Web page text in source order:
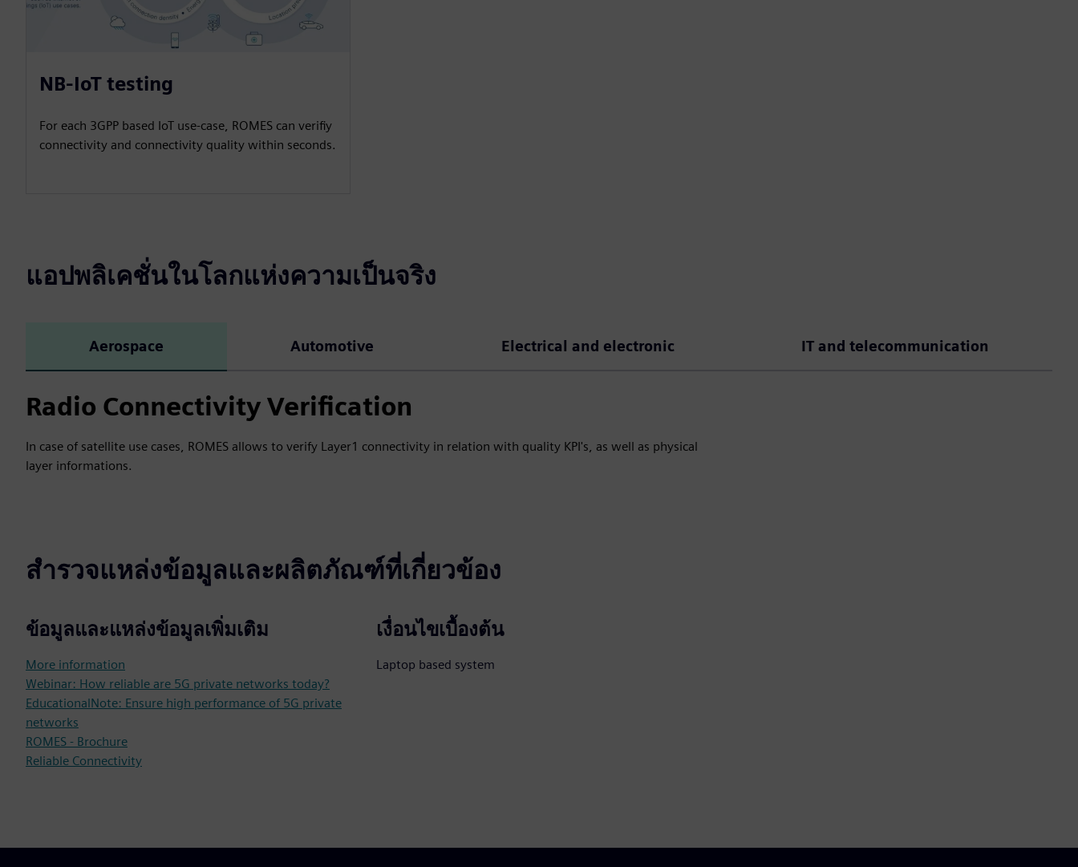
NB-IoT testing
For each 3GPP based IoT use-case, ROMES can verifiy
connectivity and connectivity quality within seconds.
แอปพลิเคชั่นในโลกแห่งความเป็นจริง
Aerospace Automotive Electrical and electronic IT and telecommunication
Radio Connectivity Verification
In case of satellite use cases, ROMES allows to verify Layer1 connectivity in relation with quality KPI's, as well as physical
layer informations.
สำรวจแหล่งข้อมูลและผลิตภัณฑ์ที่เกี่ยวข้อง
ข้อมูลและแหล่งข้อมูลเพิ่มเติม
More information
Webinar: How reliable are 5G private networks today?
EducationalNote: Ensure high performance of 5G private
networks
ROMES - Brochure
Reliable Connectivity
เงื่อนไขเบื้องต้น
Laptop based system